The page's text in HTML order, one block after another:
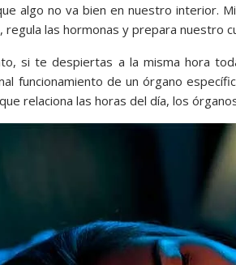
algo no va bien en nuestro interior.
regula las hormonas y prepara nuestro
si te despiertas a la misma hora
funcionamiento de un órgano
relaciona las horas del día, los